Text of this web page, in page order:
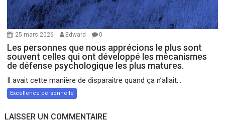
25 mars 2026 Edward 0
Les personnes que nous apprécions le plus sont
souvent celles qui ont développé les mécanismes
de défense psychologique les plus matures.
Il avait cette manière de disparaître quand ça n’allait...
Excellence personnelle
LAISSER UN COMMENTAIRE